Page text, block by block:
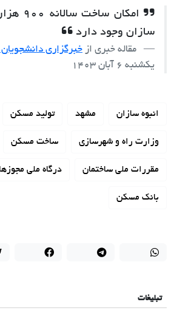
امکان
سازان وجود دارد
مقاله خبری از خبرگزاری
یکشنبه 6 آبان 1403
انبوه سازان مشهد تولید مسکن
وزارت راه و شهرسازی ساخت مسکن
مقررات ملی ساختمان درگاه ملی مجوزها
بانک مسکن
تبلیغات